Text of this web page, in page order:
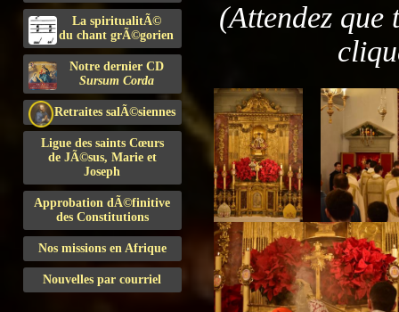
La spiritualitÃ©
du chant grÃ©gorien
Notre dernier CD
Sursum Corda
Retraites salÃ©siennes
Ligue des saints Cœurs
de JÃ©sus, Marie et
Joseph
Approbation dÃ©finitive
des Constitutions
Nos missions en Afrique
Nouvelles par courriel
(Attendez que